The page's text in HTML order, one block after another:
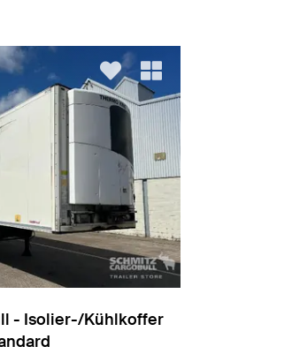
- Isolier-/Kühlkoffer